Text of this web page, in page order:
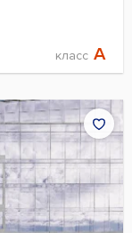
класс A